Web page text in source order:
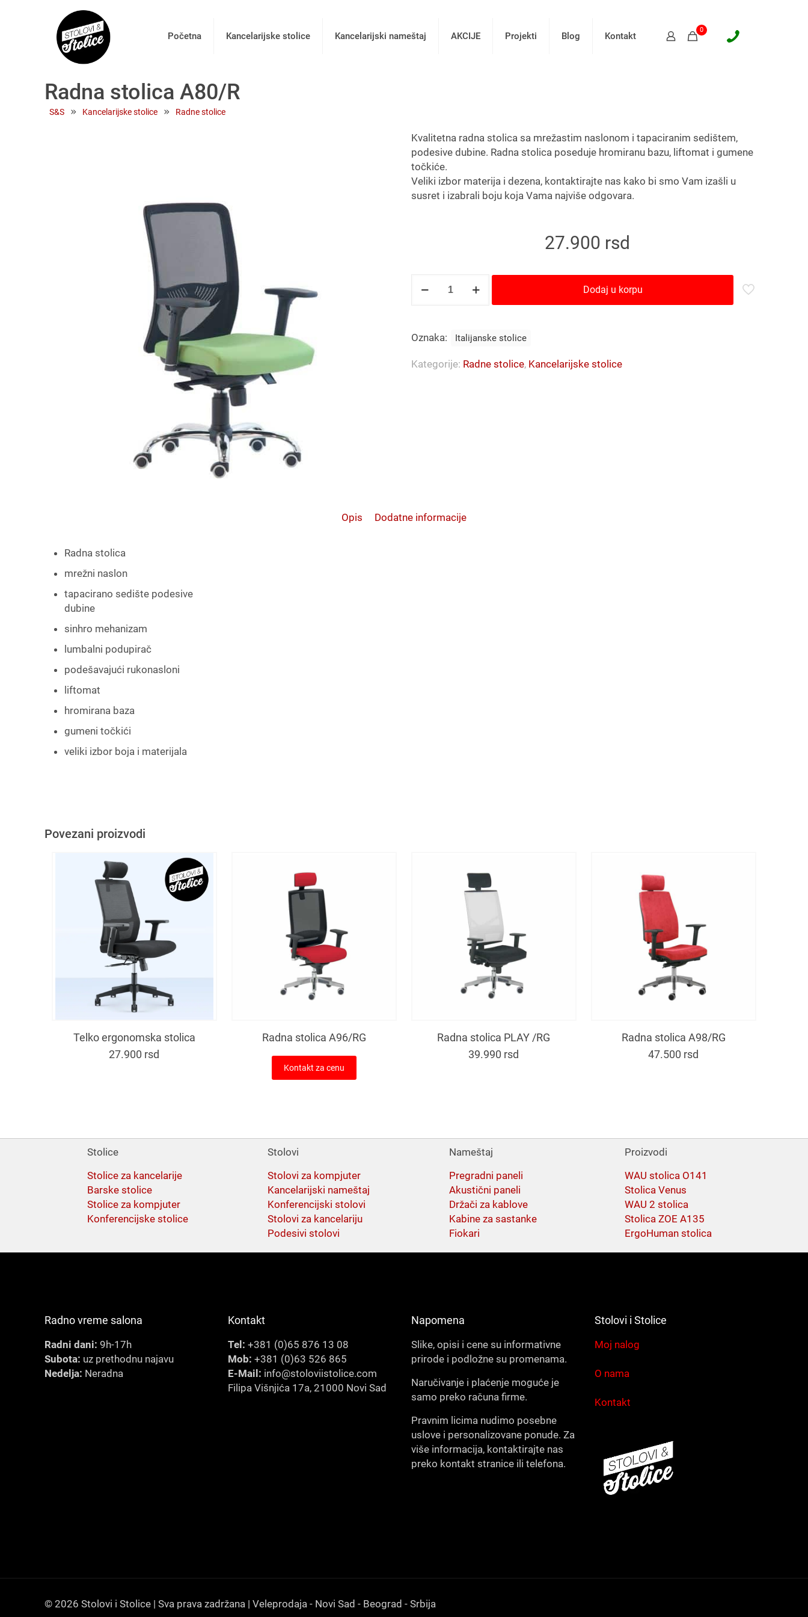
Početna Kancelarijske stolice Kancelarijski nameštaj AKCIJE Projekti Blog Kontakt
0
Radna stolica A80/R
S&S » Kancelarijske stolice » Radne stolice
Kvalitetna radna stolica sa mrežastim naslonom i tapaciranim sedištem,
podesive dubine. Radna stolica poseduje hromiranu bazu, liftomat i gumene
točkiće.
Veliki izbor materija i dezena, kontaktirajte nas kako bi smo Vam izašli u
susret i izabrali boju koja Vama najviše odgovara.
27.900 rsd
Dodaj u korpu
Oznaka: Italijanske stolice
Kategorije: Radne stolice, Kancelarijske stolice
Opis Dodatne informacije
Radna stolica
mrežni naslon
tapacirano sedište podesive
dubine
sinhro mehanizam
lumbalni podupirač
podešavajući rukonasloni
liftomat
hromirana baza
gumeni točkići
veliki izbor boja i materijala
Povezani proizvodi
Telko ergonomska stolica
27.900 rsd
Radna stolica A96/RG
Kontakt za cenu
Radna stolica PLAY /RG
39.990 rsd
Radna stolica A98/RG
47.500 rsd
Stolice
Stolice za kancelarije
Barske stolice
Stolice za kompjuter
Konferencijske stolice
Stolovi
Stolovi za kompjuter
Kancelarijski nameštaj
Konferencijski stolovi
Stolovi za kancelariju
Podesivi stolovi
Nameštaj
Pregradni paneli
Akustični paneli
Držači za kablove
Kabine za sastanke
Fiokari
Proizvodi
WAU stolica O141
Stolica Venus
WAU 2 stolica
Stolica ZOE A135
ErgoHuman stolica
Radno vreme salona
Radni dani: 9h-17h
Subota: uz prethodnu najavu
Nedelja: Neradna
Kontakt
Tel: +381 (0)65 876 13 08
Mob: +381 (0)63 526 865
E-Mail: info@stoloviistolice.com
Filipa Višnjića 17a, 21000 Novi Sad
Napomena
Slike, opisi i cene su informativne
prirode i podložne su promenama.
Naručivanje i plaćenje moguće je
samo preko računa firme.
Pravnim licima nudimo posebne
uslove i personalizovane ponude. Za
više informacija, kontaktirajte nas
preko kontakt stranice ili telefona.
Stolovi i Stolice
Moj nalog
O nama
Kontakt
© 2026 Stolovi i Stolice | Sva prava zadržana | Veleprodaja - Novi Sad - Beograd - Srbija